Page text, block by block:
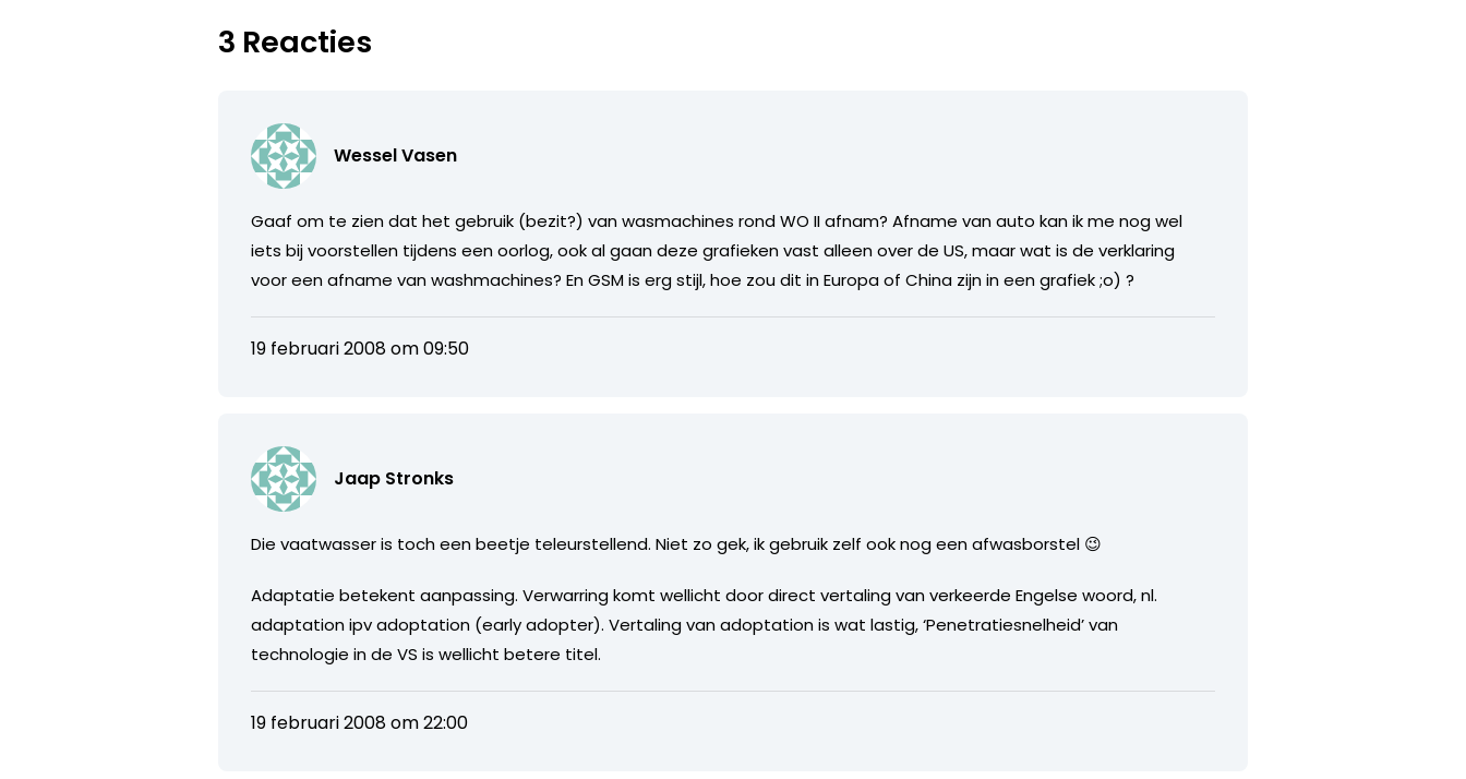
3 Reacties
Wessel Vasen
Gaaf om te zien dat het gebruik (bezit?) van wasmachines rond WO II afnam? Afname van auto kan ik me nog wel
iets bij voorstellen tijdens een oorlog, ook al gaan deze grafieken vast alleen over de US, maar wat is de verklaring
voor een afname van washmachines? En GSM is erg stijl, hoe zou dit in Europa of China zijn in een grafiek ;o) ?
19 februari 2008 om 09:50
Jaap Stronks
Die vaatwasser is toch een beetje teleurstellend. Niet zo gek, ik gebruik zelf ook nog een afwasborstel 😉
Adaptatie betekent aanpassing. Verwarring komt wellicht door direct vertaling van verkeerde Engelse woord, nl.
adaptation ipv adoptation (early adopter). Vertaling van adoptation is wat lastig, ‘Penetratiesnelheid’ van
technologie in de VS is wellicht betere titel.
19 februari 2008 om 22:00